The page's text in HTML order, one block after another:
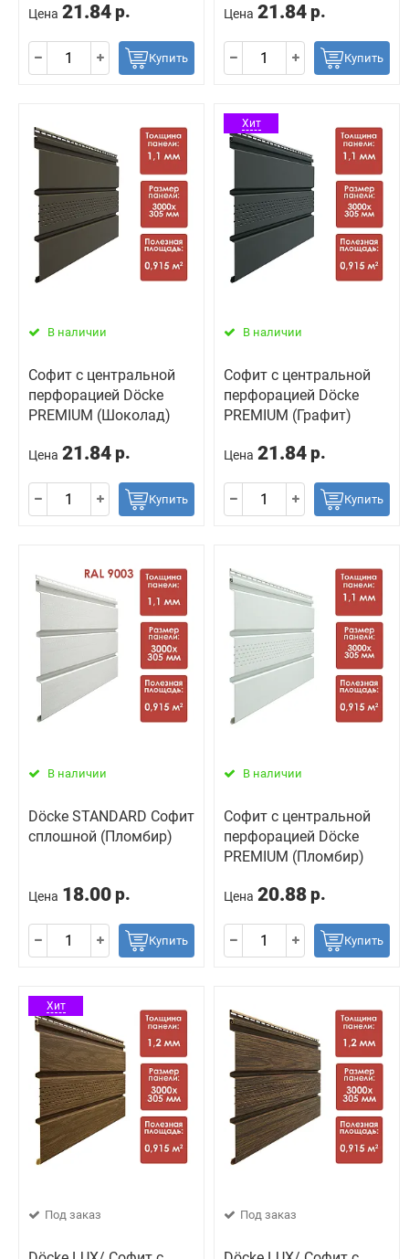
Цена 21.84 р.
Купить
Цена 21.84 р.
Купить
В наличии
Софит с центральной
перфорацией Döcke
PREMIUM (Шоколад)
Цена 21.84 р.
Купить
Хит
В наличии
Софит с центральной
перфорацией Döcke
PREMIUM (Графит)
Цена 21.84 р.
Купить
В наличии
Döcke STANDARD Софит
сплошной (Пломбир)
Цена 18.00 р.
Купить
В наличии
Софит с центральной
перфорацией Döcke
PREMIUM (Пломбир)
Цена 20.88 р.
Купить
Хит
Под заказ Под заказ